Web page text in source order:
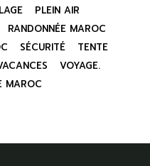
PLEIN AIR
RANDONNÉE MAROC
SÉCURITÉ
TENTE
VOYAGE.
MAROC